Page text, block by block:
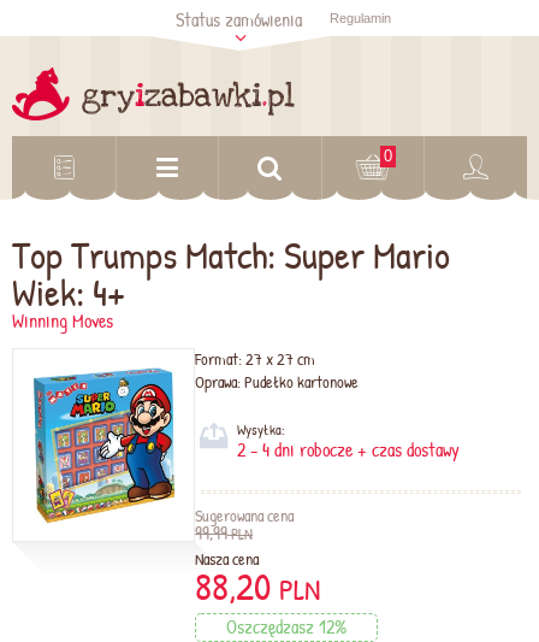
Sprawdź status
zamówienia
Status zamówienia Regulamin
0
Top Trumps Match: Super Mario
Wiek: 4+
Winning Moves
Format:27 x 27 cm
Oprawa:Pudełko kartonowe
Wysyłka:
2 - 4 dni robocze + czas dostawy
Sugerowana cena
99,99PLN
Nasza cena
88,20 PLN
Oszczędzasz 12%